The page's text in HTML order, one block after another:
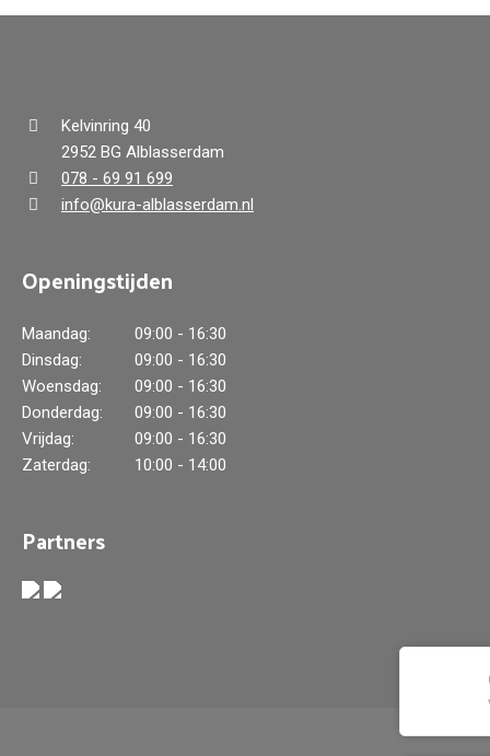
Kelvinring 40
2952 BG Alblasserdam
078 - 69 91 699
info@kura-alblasserdam.nl
Openingstijden
Maandag:
09:00 - 16:30
Dinsdag:
09:00 - 16:30
Woensdag:
09:00 - 16:30
Donderdag:
09:00 - 16:30
Vrijdag:
09:00 - 16:30
Zaterdag:
10:00 - 14:00
Partners